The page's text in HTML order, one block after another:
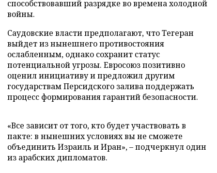
способствовавший разрядке во времена холодной
войны.
Саудовские власти предполагают, что Тегеран
выйдет из нынешнего противостояния
ослабленным, однако сохранит статус
потенциальной угрозы. Евросоюз позитивно
оценил инициативу и предложил другим
государствам Персидского залива поддержать
процесс формирования гарантий безопасности.
«Все зависит от того, кто будет участвовать в
пакте: в нынешних условиях вы не сможете
объединить Израиль и Иран», – подчеркнул один
из арабских дипломатов.